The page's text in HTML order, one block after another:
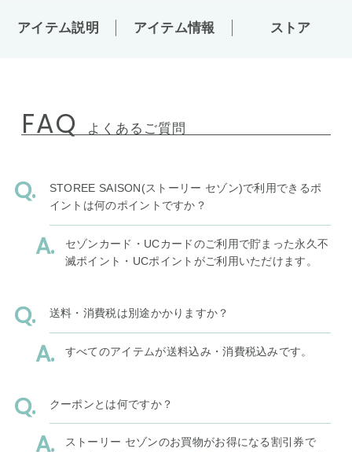
アイテム説明 アイテム情報 ストア
FAQ よくあるご質問
STOREE SAISON(ストーリー セゾン)で利用できるポ
イントは何のポイントですか？
セゾンカード・UCカードのご利用で貯まった永久不
滅ポイント・UCポイントがご利用いただけます。
送料・消費税は別途かかりますか？
すべてのアイテムが送料込み・消費税込みです。
クーポンとは何ですか？
ストーリー セゾンのお買物がお得になる割引券で